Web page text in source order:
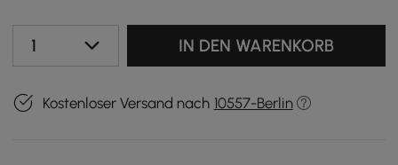
1 IN DEN WARENKORB
Kostenloser Versand nach 10557-Berlin